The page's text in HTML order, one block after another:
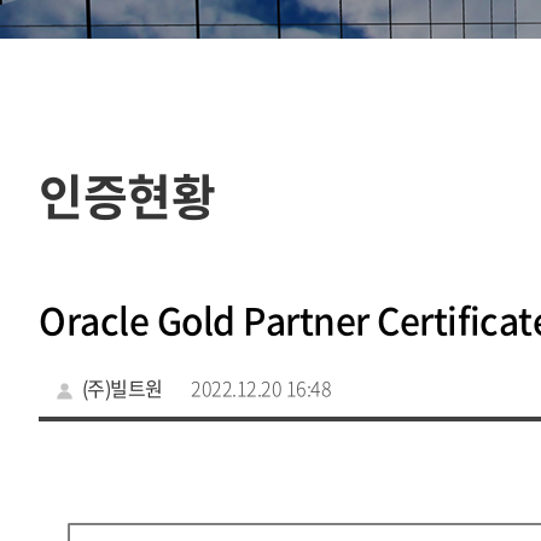
인증현황
Oracle Gold Partner
(주)빌트원 2022.12.20 16:48